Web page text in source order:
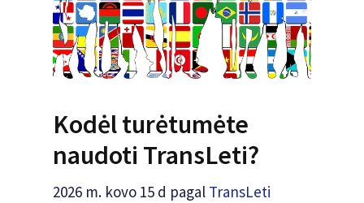
Kodėl turėtumėte
naudoti TransLeti?
2026 m. kovo 15 d pagal TransLeti